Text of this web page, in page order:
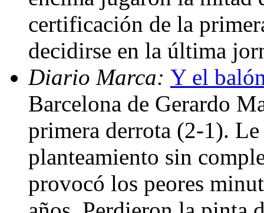
certificación de la
decidirse en la última
Diario Marca: Y el
Barcelona de Gerardo
primera derrota (2-1).
planteamiento sin
provocó los peores